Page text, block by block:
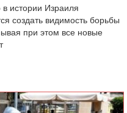
истории Израиля
создать видимость борьбы
при этом все новые